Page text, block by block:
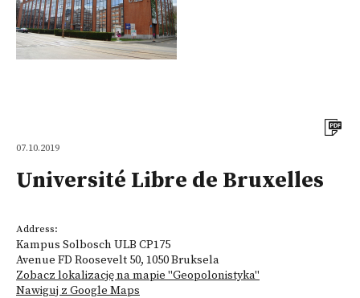
07.10.2019
Université Libre de Bruxelles
Address:
Kampus Solbosch ULB CP175
Avenue FD Roosevelt 50, 1050 Bruksela
Zobacz lokalizację na mapie "Geopolonistyka"
Nawiguj z Google Maps